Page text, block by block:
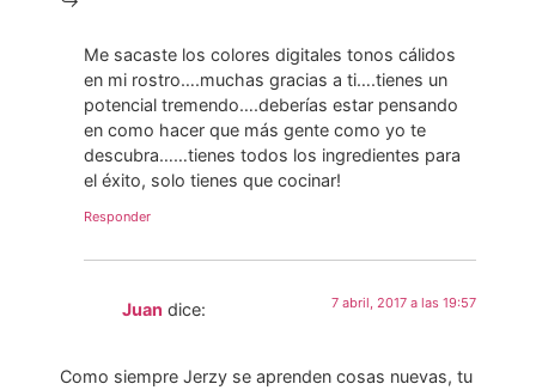
Me sacaste los colores digitales tonos cálidos
en mi rostro….muchas gracias a ti….tienes un
potencial tremendo….deberías estar pensando
en como hacer que más gente como yo te
descubra……tienes todos los ingredientes para
el éxito, solo tienes que cocinar!
Responder
Juan dice: 7 abril, 2017 a las 19:57
Como siempre Jerzy se aprenden cosas nuevas, tu